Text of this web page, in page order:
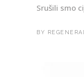
Srušili smo
BY